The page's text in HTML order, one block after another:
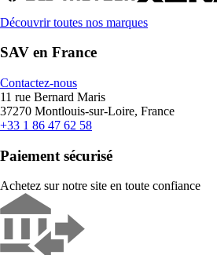
Découvrir toutes nos marques
SAV en France
Contactez-nous
11 rue Bernard Maris
37270 Montlouis-sur-Loire, France
+33 1 86 47 62 58
Paiement sécurisé
Achetez sur notre site en toute confiance